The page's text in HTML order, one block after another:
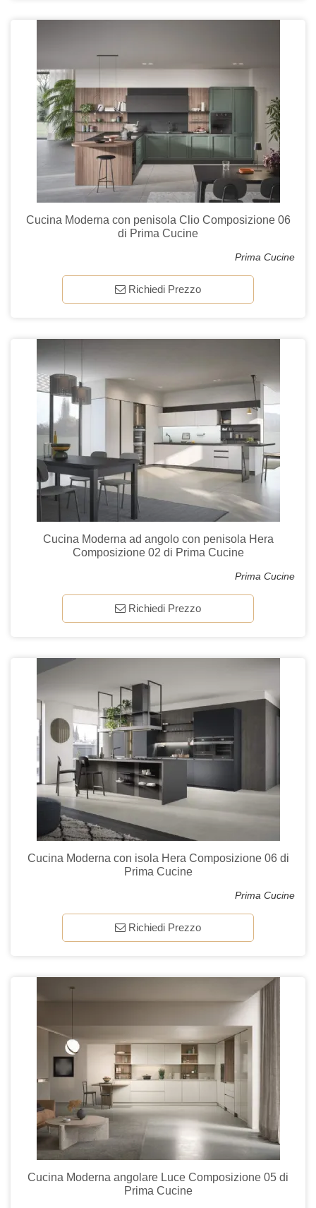
Cucina Moderna con penisola Clio Composizione 06
di Prima Cucine
Prima Cucine
Richiedi Prezzo
Cucina Moderna ad angolo con penisola Hera
Composizione 02 di Prima Cucine
Prima Cucine
Richiedi Prezzo
Cucina Moderna con isola Hera Composizione 06 di
Prima Cucine
Prima Cucine
Richiedi Prezzo
Cucina Moderna angolare Luce Composizione 05 di
Prima Cucine